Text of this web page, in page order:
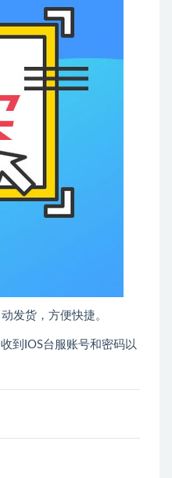
发货，方便快捷。
到IOS台服账号和密码以